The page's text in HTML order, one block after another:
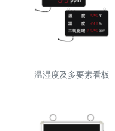
温湿度及多要素看板